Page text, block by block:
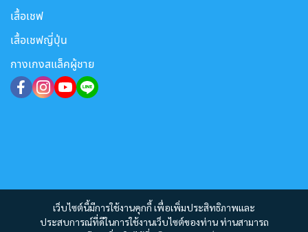
เว็บไซต์นี้มีการใช้งานคุกกี้ เพื่อเพิ่มประสิทธิภาพและ
ประสบการณ์ที่ดีในการใช้งานเว็บไซต์ของท่าน ท่านสามารถ
เสื้อเชฟ
เสื้อเชฟญี่ปุ่น
กางเกงสแล็คผู้ชาย